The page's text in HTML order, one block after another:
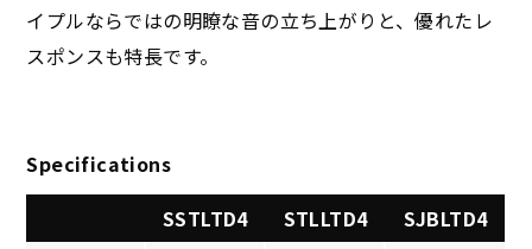
イプルならではの明瞭な音の立ち上がりと、優れたレ
スポンスも特長です。
Specifications
SSTLTD4
STLLTD4
SJBLTD4